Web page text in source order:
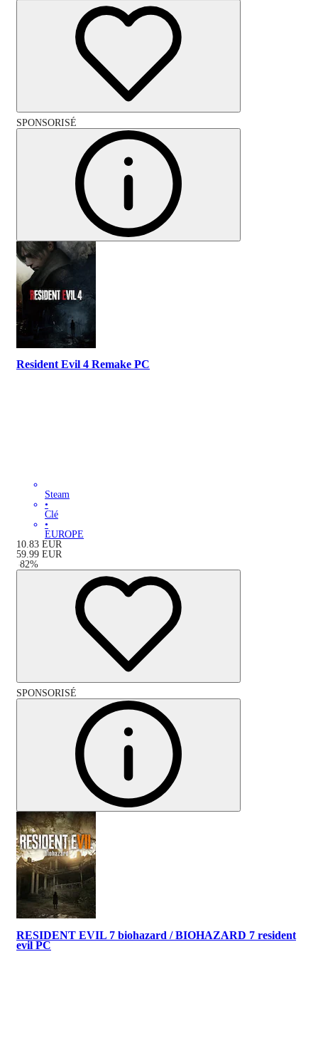
SPONSORISÉ
Resident Evil 4 Remake PC
Steam
•
Clé
•
EUROPE
10.83 EUR
59.99 EUR
-82%
SPONSORISÉ
RESIDENT EVIL 7 biohazard / BIOHAZARD 7 resident
evil PC